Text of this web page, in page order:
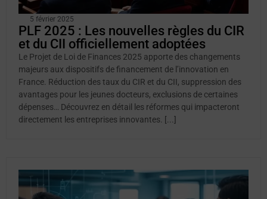
5 février 2025
PLF 2025 : Les nouvelles règles du CIR
et du CII officiellement adoptées
Le Projet de Loi de Finances 2025 apporte des changements
majeurs aux dispositifs de financement de l’innovation en
France. Réduction des taux du CIR et du CII, suppression des
avantages pour les jeunes docteurs, exclusions de certaines
dépenses… Découvrez en détail les réformes qui impacteront
directement les entreprises innovantes. [...]